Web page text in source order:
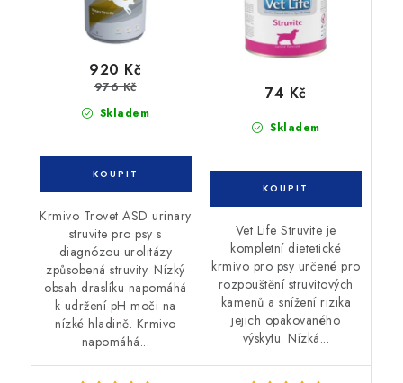
Skladem
920 Kč
976 Kč
Krmivo Trovet ASD urinary
struvite pro psy s
diagnózou urolitázy
způsobená struvity. Nízký
obsah draslíku napomáhá
k udržení pH moči na
nízké hladině. Krmivo
napomáhá...
Skladem
74 Kč
Vet Life Struvite je
kompletní dietetické
krmivo pro psy určené pro
rozpouštění struvitových
kamenů a snížení rizika
jejich opakovaného
výskytu. Nízká...